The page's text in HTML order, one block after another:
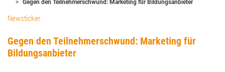
Gegen den Teilnehmerschwund: Marketing für Bildungsanbieter
Newsticker
Gegen den Teilnehmerschwund: Marketing für
Bildungsanbieter